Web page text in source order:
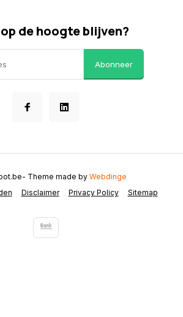
de hoogte blijven?
Abonneer
Disclaimer Privacy Policy Sitemap
- Theme made by Webdinge